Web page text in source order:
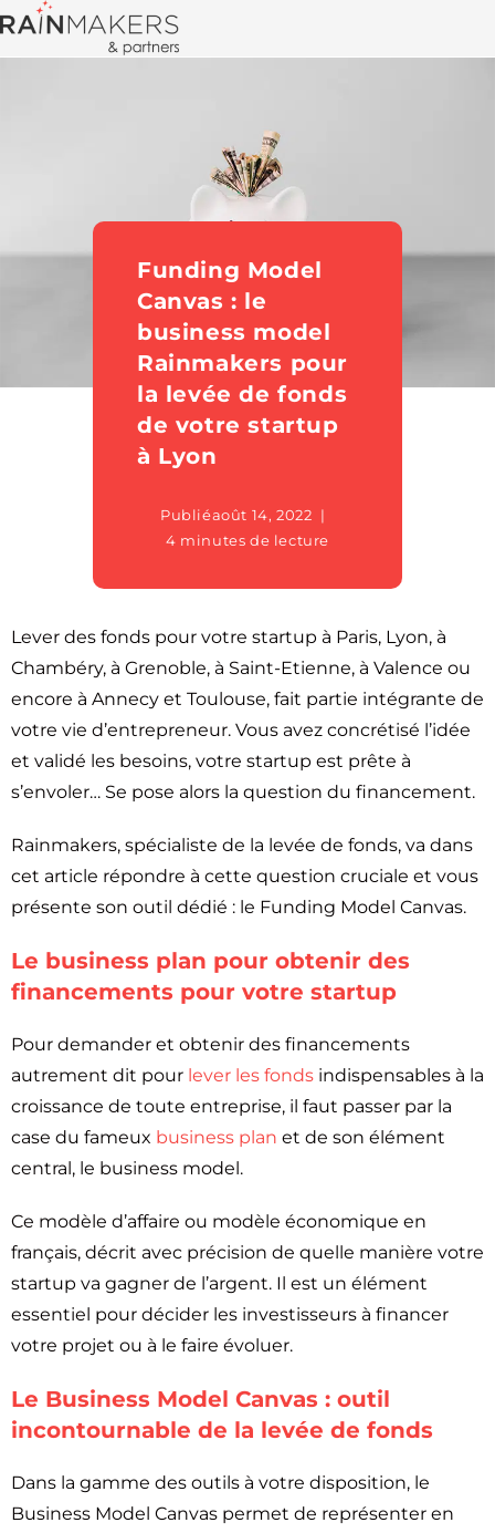
Funding Model
Canvas : le
business model
Rainmakers pour
la levée de fonds
de votre startup
à Lyon
Publiéaoût 14, 2022
4 minutes de lecture
Lever des fonds pour votre startup à Paris, Lyon, à
Chambéry, à Grenoble, à Saint-Etienne, à Valence ou
encore à Annecy et Toulouse, fait partie intégrante de
votre vie d’entrepreneur. Vous avez concrétisé l’idée
et validé les besoins, votre startup est prête à
s’envoler… Se pose alors la question du financement.
Rainmakers, spécialiste de la levée de fonds, va dans
cet article répondre à cette question cruciale et vous
présente son outil dédié : le Funding Model Canvas.
Le business plan pour obtenir des
financements pour votre startup
Pour demander et obtenir des financements
autrement dit pour lever les fonds indispensables à la
croissance de toute entreprise, il faut passer par la
case du fameux business plan et de son élément
central, le business model.
Ce modèle d’affaire ou modèle économique en
français, décrit avec précision de quelle manière votre
startup va gagner de l’argent. Il est un élément
essentiel pour décider les investisseurs à financer
votre projet ou à le faire évoluer.
Le Business Model Canvas : outil
incontournable de la levée de fonds
Dans la gamme des outils à votre disposition, le
Business Model Canvas permet de représenter en